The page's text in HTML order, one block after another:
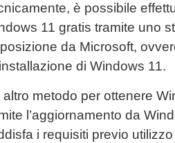
è possibile
11 gratis tramite uno
da Microsoft,
di Windows 11.
altro metodo per ottenere
l’aggiornamento da
i requisiti previo